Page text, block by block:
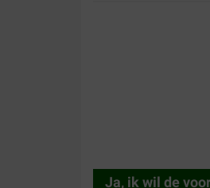
Ja, ik wil de